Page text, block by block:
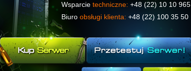
Wsparcie techniczne: +48 (22) 10 10 965
Biuro obsługi klienta: +48 (22) 100 35 50